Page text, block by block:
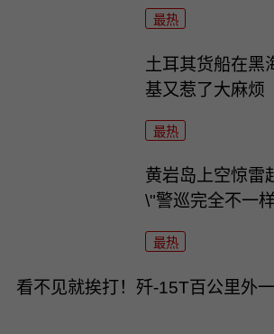
最热
土耳其货船在黑
基又惹了大麻烦
最热
黄岩岛上空惊雷
\"警巡完全不一样
最热
看不见就挨打！歼-15T百公里外